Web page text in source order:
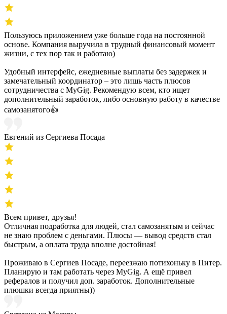
Пользуюсь приложением уже больше года на постоянной
основе. Компания выручила в трудный финансовый момент
жизни, с тех пор так и работаю)
Удобный интерфейс, ежедневные выплаты без задержек и
замечательный координатор – это лишь часть плюсов
сотрудничества с MyGig. Рекомендую всем, кто ищет
дополнительный заработок, либо основную работу в качестве
самозанятого👍
Евгений из Сергиева Посада
Всем привет, друзья!
Отличная подработка для людей, стал самозанятым и сейчас
не знаю проблем с деньгами. Плюсы — вывод средств стал
быстрым, а оплата труда вполне достойная!
Проживаю в Сергиев Посаде, переезжаю потихоньку в Питер.
Планирую и там работать через MyGig. А ещё привел
рефералов и получил доп. заработок. Дополнительные
плюшки всегда приятны))